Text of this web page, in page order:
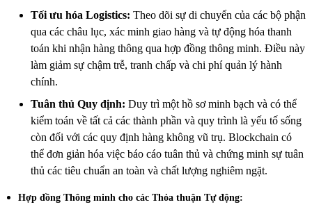
Tối ưu hóa Logistics: Theo dõi sự di chuyển của các bộ phận
qua các châu lục, xác minh giao hàng và tự động hóa thanh
toán khi nhận hàng thông qua hợp đồng thông minh. Điều này
làm giảm sự chậm trễ, tranh chấp và chi phí quản lý hành
chính.
Tuân thủ Quy định: Duy trì một hồ sơ minh bạch và có thể
kiểm toán về tất cả các thành phần và quy trình là yếu tố sống
còn đối với các quy định hàng không vũ trụ. Blockchain có
thể đơn giản hóa việc báo cáo tuân thủ và chứng minh sự tuân
thủ các tiêu chuẩn an toàn và chất lượng nghiêm ngặt.
Hợp đồng Thông minh cho các Thỏa thuận Tự động: